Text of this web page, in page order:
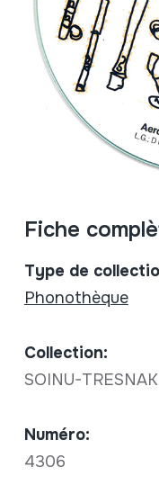
Fiche
Type de
Phonothèque
Collection:
SOINU-
Numéro:
4306